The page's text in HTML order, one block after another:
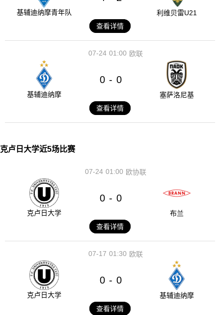
基辅迪纳摩青年队
利维贝雷U21
查看详情
01:00
07-24 欧联
基辅迪纳摩
0 - 0
塞萨洛尼基
查看详情
克卢日大学近5场比赛
01:00
07-24 欧协联
克卢日大学
0 - 0
布兰
查看详情
01:30
07-17 欧联
克卢日大学
0 - 0
基辅迪纳摩
查看详情